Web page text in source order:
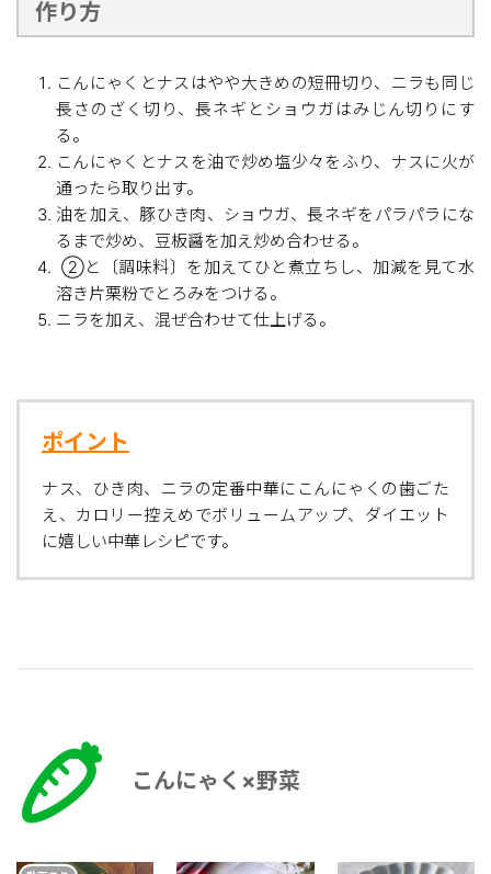
作り方
こんにゃくとナスはやや大きめの短冊切り、ニラも同じ
長さのざく切り、長ネギとショウガはみじん切りにす
る。
こんにゃくとナスを油で炒め塩少々をふり、ナスに火が
通ったら取り出す。
油を加え、豚ひき肉、ショウガ、長ネギをパラパラにな
るまで炒め、豆板醤を加え炒め合わせる。
②と〔調味料〕を加えてひと煮立ちし、加減を見て水
溶き片栗粉でとろみをつける。
ニラを加え、混ぜ合わせて仕上げる。
ポイント
ナス、ひき肉、ニラの定番中華にこんにゃくの歯ごた
え、カロリー控えめでボリュームアップ、ダイエット
に嬉しい中華レシピです。
こんにゃく×野菜